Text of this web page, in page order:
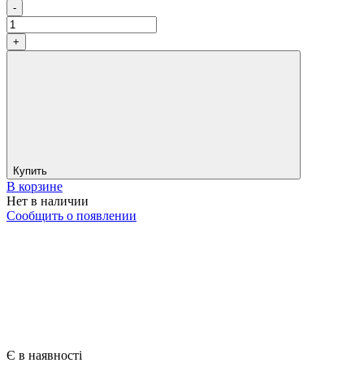
-
+
Купить
В корзине
Нет в наличии
Сообщить о появлении
Є в наявності